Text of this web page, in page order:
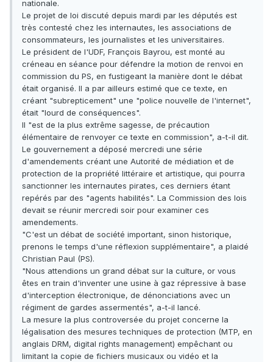
nationale.
Le projet de loi discuté depuis mardi par les députés est
très contesté chez les internautes, les associations de
consommateurs, les journalistes et les universitaires.
Le président de l'UDF, François Bayrou, est monté au
créneau en séance pour défendre la motion de renvoi en
commission du PS, en fustigeant la manière dont le débat
était organisé. Il a par ailleurs estimé que ce texte, en
créant "subrepticement" une "police nouvelle de l'internet",
était "lourd de conséquences".
Il "est de la plus extrême sagesse, de précaution
élémentaire de renvoyer ce texte en commission", a-t-il dit.
Le gouvernement a déposé mercredi une série
d'amendements créant une Autorité de médiation et de
protection de la propriété littéraire et artistique, qui pourra
sanctionner les internautes pirates, ces derniers étant
repérés par des "agents habilités". La Commission des lois
devait se réunir mercredi soir pour examiner ces
amendements.
"C'est un débat de société important, sinon historique,
prenons le temps d'une réflexion supplémentaire", a plaidé
Christian Paul (PS).
"Nous attendions un grand débat sur la culture, or vous
êtes en train d'inventer une usine à gaz répressive à base
d'interception électronique, de dénonciations avec un
régiment de gardes assermentés", a-t-il lancé.
La mesure la plus controversée du projet concerne la
légalisation des mesures techniques de protection (MTP, en
anglais DRM, digital rights management) empêchant ou
limitant la copie de fichiers musicaux ou vidéo et la